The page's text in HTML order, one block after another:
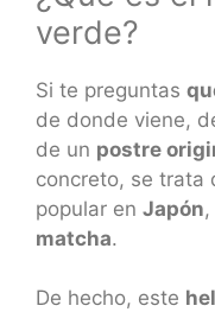
verde?
Si te preguntas
de donde viene,
de un postre
concreto, se trata
popular en Japón
matcha.
De hecho, este